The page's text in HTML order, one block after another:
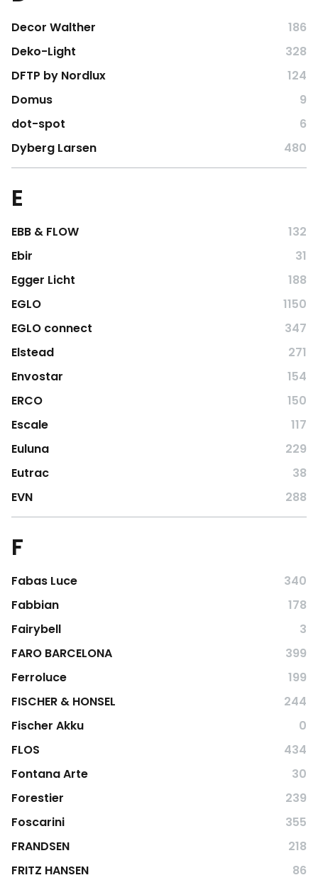
Decor Walther
186
Deko-Light
328
DFTP by Nordlux
124
Domus
9
dot-spot
6
Dyberg Larsen
480
E
EBB & FLOW
132
Ebir
31
Egger Licht
188
EGLO
1150
EGLO connect
347
Elstead
271
Envostar
154
ERCO
150
Escale
117
Euluna
229
Eutrac
38
EVN
288
F
Fabas Luce
340
Fabbian
178
Fairybell
3
FARO BARCELONA
399
Ferroluce
199
FISCHER & HONSEL
244
Fischer Akku
0
FLOS
434
Fontana Arte
30
Forestier
239
Foscarini
355
FRANDSEN
218
FRITZ HANSEN
86